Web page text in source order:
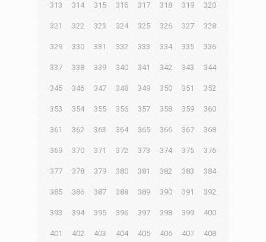
313 314 315 316 317 318 319 320
321 322 323 324 325 326 327 328
329 330 331 332 333 334 335 336
337 338 339 340 341 342 343 344
345 346 347 348 349 350 351 352
353 354 355 356 357 358 359 360
361 362 363 364 365 366 367 368
369 370 371 372 373 374 375 376
377 378 379 380 381 382 383 384
385 386 387 388 389 390 391 392
393 394 395 396 397 398 399 400
401 402 403 404 405 406 407 408